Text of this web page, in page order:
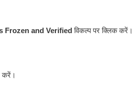
Frozen and Verified विकल्प पर क्लिक करें।
करें।